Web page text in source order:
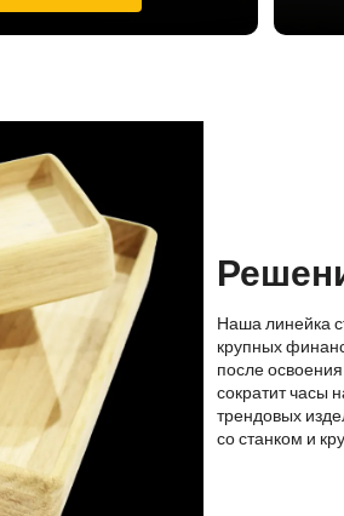
Наша линейка
крупных
после
сократит часы
трендовых
со станком и